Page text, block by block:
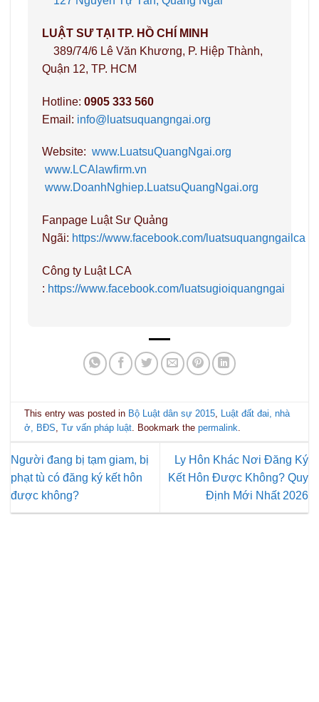
LUẬT SƯ TẠI TP. HỒ CHÍ MINH
389/74/6 Lê Văn Khương, P. Hiệp Thành,
Quận 12, TP. HCM
Hotline: 0905 333 560
Email: info@luatsuquangngai.org
Website: www.LuatsuQuangNgai.org
www.LCAlawfirm.vn
www.DoanhNghiep.LuatsuQuangNgai.org
Fanpage Luật Sư Quảng
Ngãi: https://www.facebook.com/luatsuquangngailca
Công ty Luật LCA
: https://www.facebook.com/luatsugioiquangngai
This entry was posted in Bộ Luật dân sự 2015, Luật đất đai, nhà
ở, BĐS,Tư vấn pháp luật. Bookmark thepermalink.
Người đang bị tạm giam, bị
phạt tù có đăng ký kết hôn
được không?
Ly Hôn Khác Nơi Đăng Ký
Kết Hôn Được Không? Quy
Định Mới Nhất 2026